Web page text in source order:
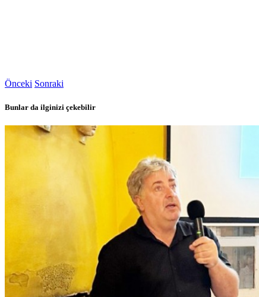
Önceki Sonraki
Bunlar da ilginizi çekebilir